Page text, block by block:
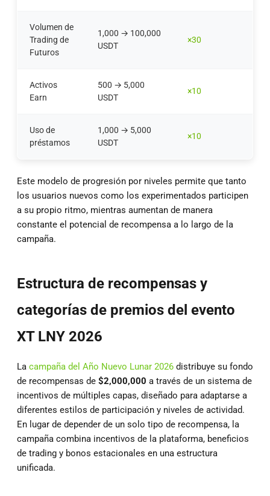
Volumen de
Trading de
Futuros
1,000 → 100,000
USDT
×30
Activos
Earn
500 → 5,000
USDT
×10
Uso de
préstamos
1,000 → 5,000
USDT
×10
Este modelo de progresión por niveles permite que tanto
los usuarios nuevos como los experimentados participen
a su propio ritmo, mientras aumentan de manera
constante el potencial de recompensa a lo largo de la
campaña.
Estructura de recompensas y
categorías de premios del evento
XT LNY 2026
La campaña del Año Nuevo Lunar 2026 distribuye su fondo
de recompensas de $2,000,000 a través de un sistema de
incentivos de múltiples capas, diseñado para adaptarse a
diferentes estilos de participación y niveles de actividad.
En lugar de depender de un solo tipo de recompensa, la
campaña combina incentivos de la plataforma, beneficios
de trading y bonos estacionales en una estructura
unificada.